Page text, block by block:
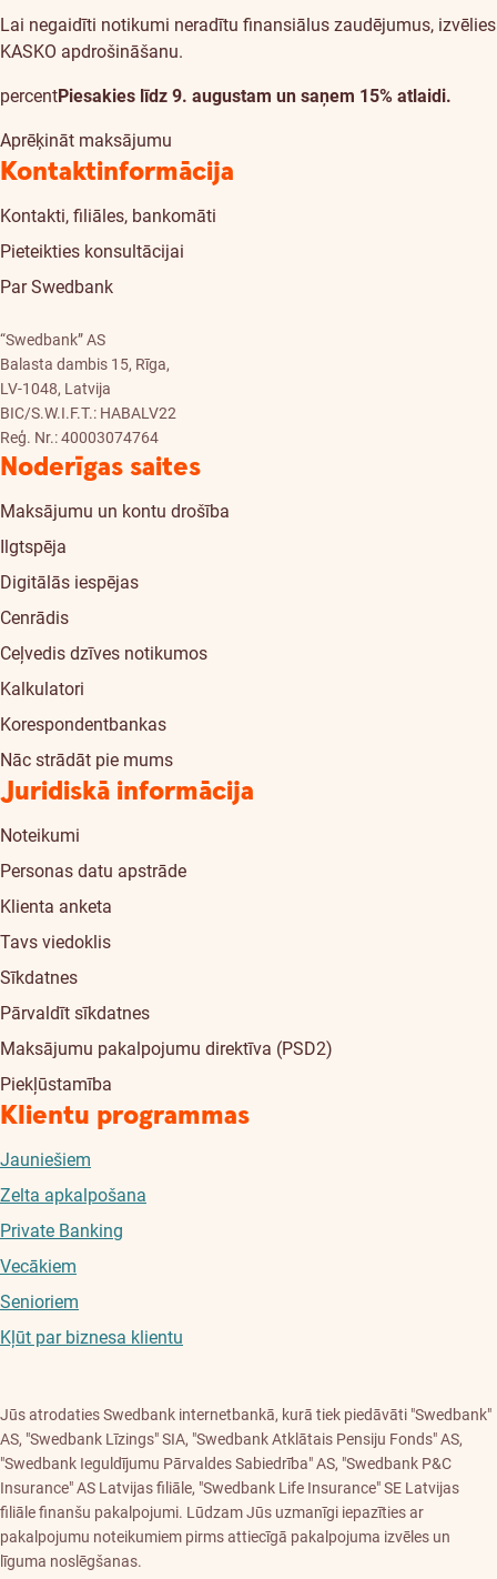
Lai negaidīti notikumi neradītu finansiālus zaudējumus, izvēlies
KASKO apdrošināšanu.
percentPiesakies līdz 9. augustam un saņem 15% atlaidi.
Aprēķināt maksājumu
Kontaktinformācija
Kontakti, filiāles, bankomāti
Pieteikties konsultācijai
Par Swedbank
“Swedbank” AS
Balasta dambis 15, Rīga,
LV-1048, Latvija
BIC/S.W.I.F.T.: HABALV22
Reģ. Nr.: 40003074764
Noderīgas saites
Maksājumu un kontu drošība
Ilgtspēja
Digitālās iespējas
Cenrādis
Ceļvedis dzīves notikumos
Kalkulatori
Korespondentbankas
Nāc strādāt pie mums
Juridiskā informācija
Noteikumi
Personas datu apstrāde
Klienta anketa
Tavs viedoklis
Sīkdatnes
Pārvaldīt sīkdatnes
Maksājumu pakalpojumu direktīva (PSD2)
Piekļūstamība
Klientu programmas
Jauniešiem
Zelta apkalpošana
Private Banking
Vecākiem
Senioriem
Kļūt par biznesa klientu
Jūs atrodaties Swedbank internetbankā, kurā tiek piedāvāti "Swedbank"
AS, "Swedbank Līzings" SIA, "Swedbank Atklātais Pensiju Fonds" AS,
"Swedbank Ieguldījumu Pārvaldes Sabiedrība" AS, "Swedbank P&C
Insurance" AS Latvijas filiāle, "Swedbank Life Insurance" SE Latvijas
filiāle finanšu pakalpojumi. Lūdzam Jūs uzmanīgi iepazīties ar
pakalpojumu noteikumiem pirms attiecīgā pakalpojuma izvēles un
līguma noslēgšanas.